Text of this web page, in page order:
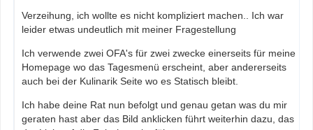
Verzeihung, ich wollte es nicht kompliziert machen.. Ich war
leider etwas undeutlich mit meiner Fragestellung
Ich verwende zwei OFA's für zwei zwecke einerseits für meine
Homepage wo das Tagesmenü erscheint, aber andererseits
auch bei der Kulinarik Seite wo es Statisch bleibt.
Ich habe deine Rat nun befolgt und genau getan was du mir
geraten hast aber das Bild anklicken führt weiterhin dazu, das